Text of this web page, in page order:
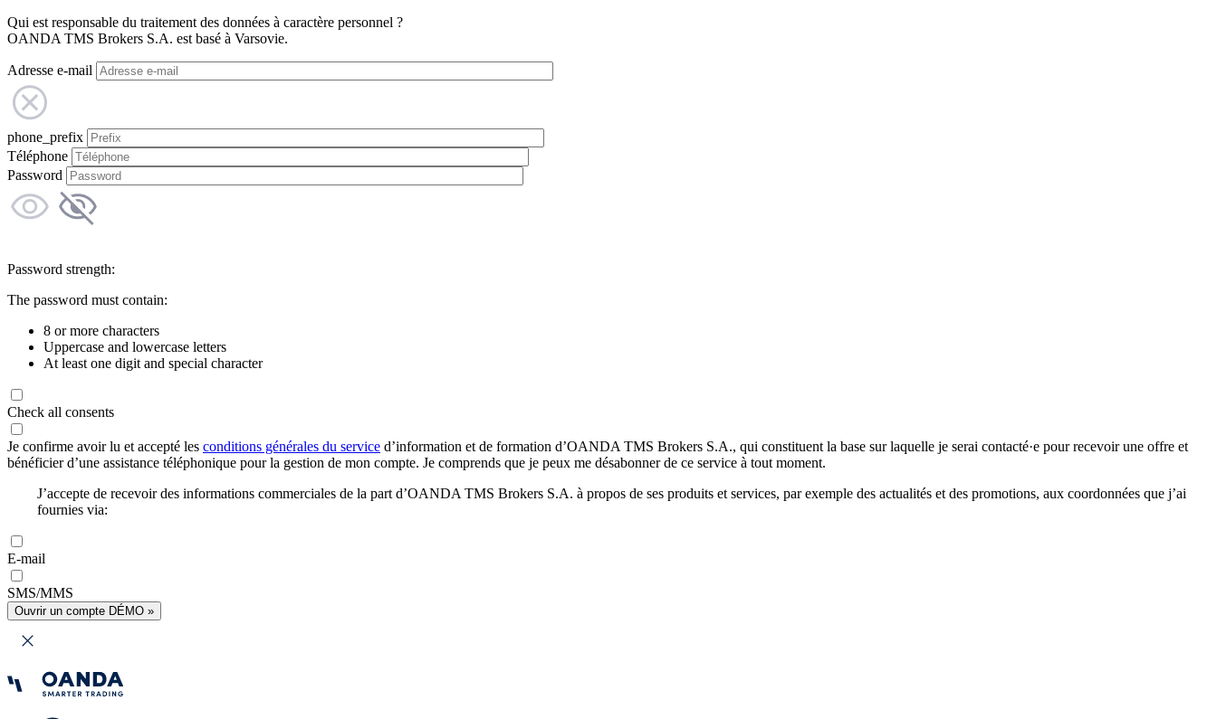
Qui est responsable du traitement des données à caractère personnel ?
OANDA TMS Brokers S.A. est basé à Varsovie.
Adresse e-mail
phone_prefix
Téléphone
Password
Password strength:
The password must contain:
8 or more characters
Uppercase and lowercase letters
At least one digit and special character
Check all consents
Je confirme avoir lu et accepté les conditions générales du service d’information et de formation d’OANDA TMS Brokers S.A., qui constituent la base sur laquelle je serai contacté·e pour recevoir une offre et
bénéficier d’une assistance téléphonique pour la gestion de mon compte. Je comprends que je peux me désabonner de ce service à tout moment.
J’accepte de recevoir des informations commerciales de la part d’OANDA TMS Brokers S.A. à propos de ses produits et services, par exemple des actualités et des promotions, aux coordonnées que j’ai
fournies via:
E-mail
SMS/MMS
Ouvrir un compte DÉMO »